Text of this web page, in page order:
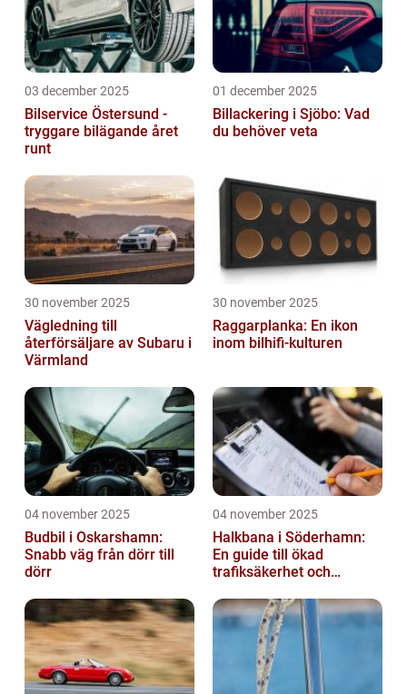
03 december 2025
Bilservice Östersund -
tryggare bilägande året
runt
01 december 2025
Billackering i Sjöbo: Vad
du behöver veta
30 november 2025
Vägledning till
återförsäljare av Subaru i
Värmland
30 november 2025
Raggarplanka: En ikon
inom bilhifi-kulturen
04 november 2025
Budbil i Oskarshamn:
Snabb väg från dörr till
dörr
04 november 2025
Halkbana i Söderhamn:
En guide till ökad
trafiksäkerhet och